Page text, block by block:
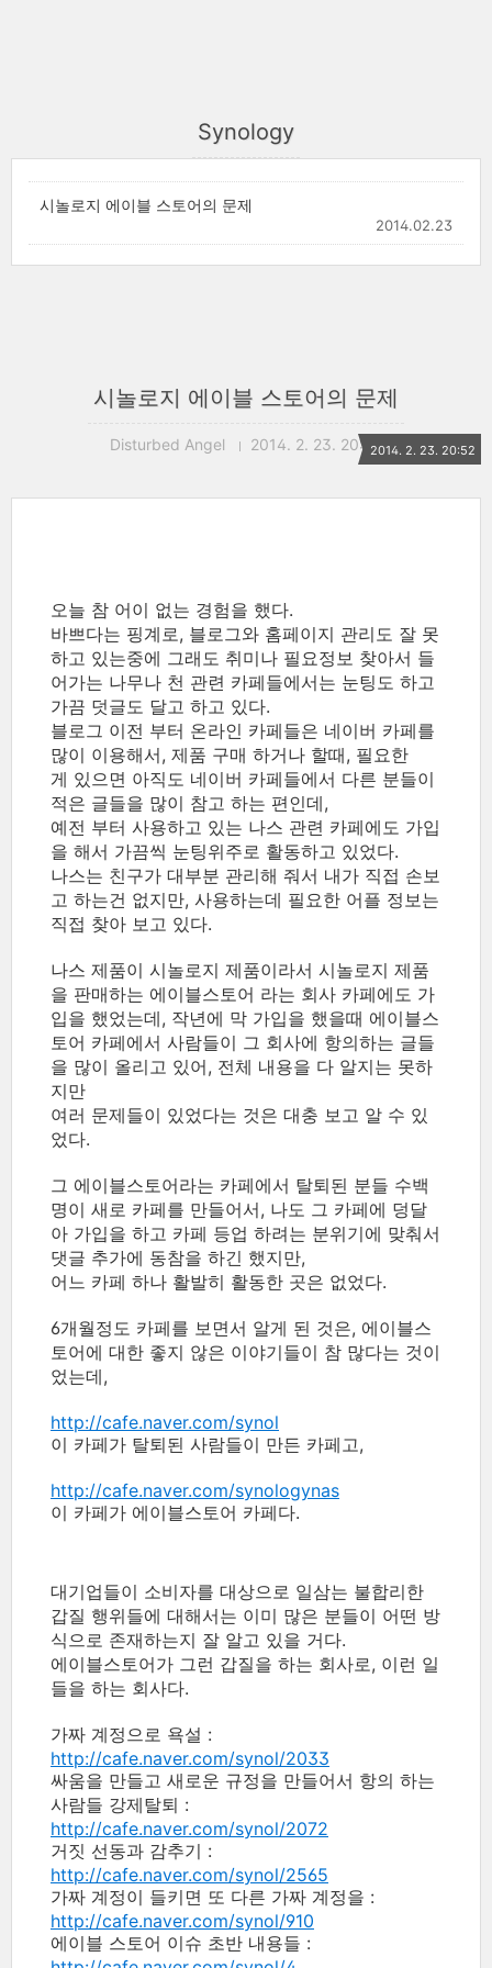
Synology
시놀로지 에이블 스토어의 문제
2014.02.23
시놀로지 에이블 스토어의 문제
Disturbed Angel 2014. 2. 23. 20:522014. 2. 23. 20:52
오늘 참 어이 없는 경험을 했다.
바쁘다는 핑계로, 블로그와 홈페이지 관리도 잘 못
하고 있는중에 그래도 취미나 필요정보 찾아서 들
어가는 나무나 천 관련 카페들에서는 눈팅도 하고
가끔 덧글도 달고 하고 있다.
블로그 이전 부터 온라인 카페들은 네이버 카페를
많이 이용해서, 제품 구매 하거나 할때, 필요한
게 있으면 아직도 네이버 카페들에서 다른 분들이
적은 글들을 많이 참고 하는 편인데,
예전 부터 사용하고 있는 나스 관련 카페에도 가입
을 해서 가끔씩 눈팅위주로 활동하고 있었다.
나스는 친구가 대부분 관리해 줘서 내가 직접 손보
고 하는건 없지만, 사용하는데 필요한 어플 정보는
직접 찾아 보고 있다.
나스 제품이 시놀로지 제품이라서 시놀로지 제품
을 판매하는 에이블스토어 라는 회사 카페에도 가
입을 했었는데, 작년에 막 가입을 했을때 에이블스
토어 카페에서 사람들이 그 회사에 항의하는 글들
을 많이 올리고 있어, 전체 내용을 다 알지는 못하
지만
여러 문제들이 있었다는 것은 대충 보고 알 수 있
었다.
그 에이블스토어라는 카페에서 탈퇴된 분들 수백
명이 새로 카페를 만들어서, 나도 그 카페에 덩달
아 가입을 하고 카페 등업 하려는 분위기에 맞춰서
댓글 추가에 동참을 하긴 했지만,
어느 카페 하나 활발히 활동한 곳은 없었다.
6개월정도 카페를 보면서 알게 된 것은, 에이블스
토어에 대한 좋지 않은 이야기들이 참 많다는 것이
었는데,
http://cafe.naver.com/synol
이 카페가 탈퇴된 사람들이 만든 카페고,
http://cafe.naver.com/synologynas
이 카페가 에이블스토어 카페다.
대기업들이 소비자를 대상으로 일삼는 불합리한
갑질 행위들에 대해서는 이미 많은 분들이 어떤 방
식으로 존재하는지 잘 알고 있을 거다.
에이블스토어가 그런 갑질을 하는 회사로, 이런 일
들을 하는 회사다.
가짜 계정으로 욕설 :
http://cafe.naver.com/synol/2033
싸움을 만들고 새로운 규정을 만들어서 항의 하는
사람들 강제탈퇴 :
http://cafe.naver.com/synol/2072
거짓 선동과 감추기 :
http://cafe.naver.com/synol/2565
가짜 계정이 들키면 또 다른 가짜 계정을 :
http://cafe.naver.com/synol/910
에이블 스토어 이슈 초반 내용들 :